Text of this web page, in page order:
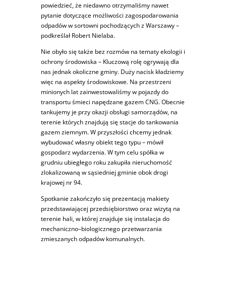
powiedzieć, że niedawno otrzymaliśmy nawet
pytanie dotyczące możliwości zagospodarowania
odpadów w sortowni pochodzących z Warszawy –
podkreślał Robert Nielaba.
Nie obyło się także bez rozmów na tematy ekologii i
ochrony środowiska – Kluczową rolę ogrywają dla
nas jednak okoliczne gminy. Duży nacisk kładziemy
więc na aspekty środowiskowe. Na przestrzeni
minionych lat zainwestowaliśmy w pojazdy do
transportu śmieci napędzane gazem CNG. Obecnie
tankujemy je przy okazji obsługi samorządów, na
terenie których znajdują się stacje do tankowania
gazem ziemnym. W przyszłości chcemy jednak
wybudować własny obiekt tego typu – mówił
gospodarz wydarzenia. W tym celu spółka w
grudniu ubiegłego roku zakupiła nieruchomość
zlokalizowaną w sąsiedniej gminie obok drogi
krajowej nr 94.
Spotkanie zakończyło się prezentacją makiety
przedstawiającej przedsiębiorstwo oraz wizytą na
terenie hali, w której znajduje się instalacja do
mechaniczno–biologicznego przetwarzania
zmieszanych odpadów komunalnych.